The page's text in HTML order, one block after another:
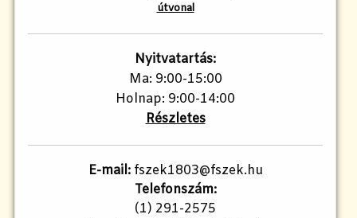
útvonal
Nyitvatartás:
Ma: 9:00-15:00
Holnap: 9:00-14:00
Részletes
E-mail:fszek1803@fszek.hu​
Telefonszám:
(1) 291-2575